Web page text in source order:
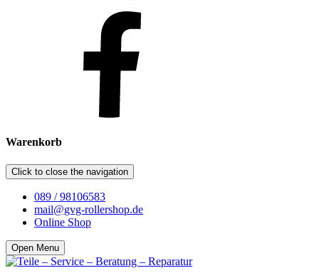
Warenkorb
Click to close the navigation
089 / 98106583
mail@gvg-rollershop.de
Online Shop
Open Menu